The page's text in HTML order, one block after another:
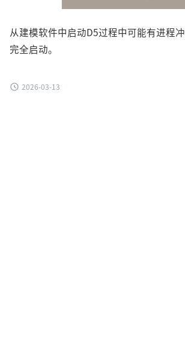
从建模软件中启动D5过程中可能有进程
完全启动。
2026-03-13